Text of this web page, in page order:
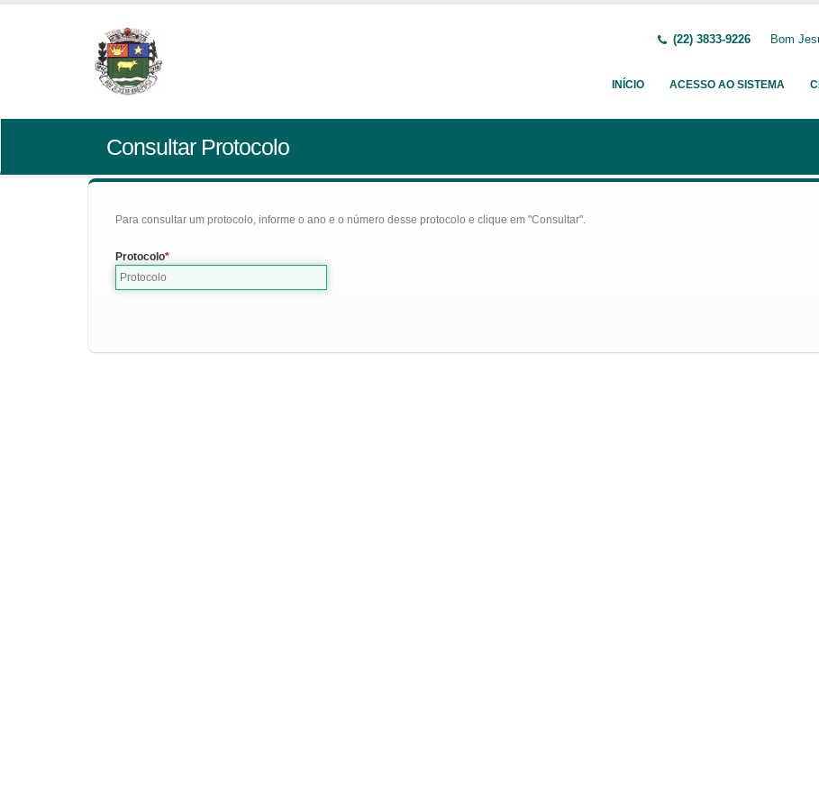
(22) 3833-9226 Bom
INÍCIO ACESSO AO SISTEMA
Consultar Protocolo
Para consultar um protocolo, informe o ano e o número desse protocolo e clique em "Consultar".
Protocolo